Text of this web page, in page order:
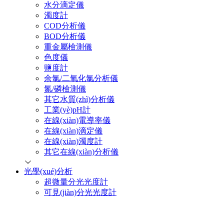
水分滴定儀
濁度計
COD分析儀
BOD分析儀
重金屬檢測儀
色度儀
鹽度計
余氯/二氧化氯分析儀
氮/磷檢測儀
其它水質(zhì)分析儀
工業(yè)pH計
在線(xiàn)電導率儀
在線(xiàn)滴定儀
在線(xiàn)濁度計
其它在線(xiàn)分析儀
光學(xué)分析
超微量分光光度計
可見(jiàn)分光光度計